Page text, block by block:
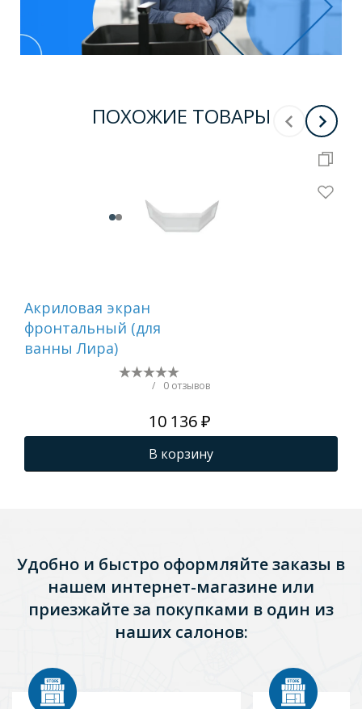
ПОХОЖИЕ ТОВАРЫ
Акриловая экран
фронтальный (для
ванны Лира)
/ 0 отзывов
10 136 ₽
В корзину
Удобно и быстро оформляйте заказы в
нашем интернет-магазине или
приезжайте за покупками в один из
наших салонов: